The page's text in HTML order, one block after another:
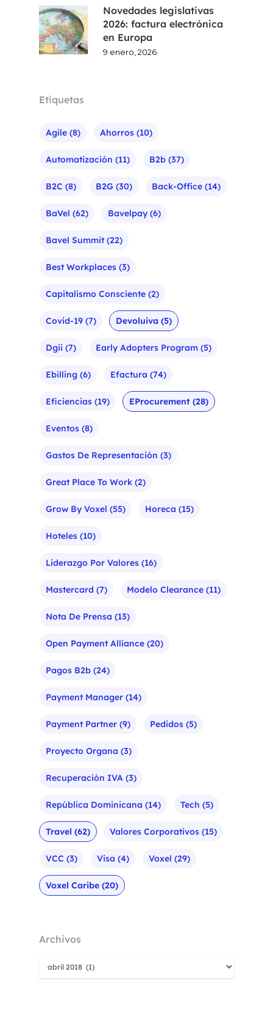
Novedades legislativas
2026: factura electrónica
en Europa
9 enero, 2026
Etiquetas
Agile (8) Ahorros (10)
Automatización (11) B2b (37)
B2C (8) B2G (30) Back-Office (14)
BaVel (62) Bavelpay (6)
Bavel Summit(22)
Best Workplaces (3)
Capitalismo Consciente (2)
Covid-19 (7) Devoluiva (5)
Dgii (7) Early Adopters Program (5)
Ebilling (6) Efactura (74)
Eficiencias (19) EProcurement (28)
Eventos (8)
Gastos De Representación (3)
Great Place To Work (2)
Grow By Voxel (55) Horeca (15)
Hoteles (10)
Liderazgo Por Valores (16)
Mastercard (7) Modelo Clearance (11)
Nota De Prensa (13)
Open Payment Alliance (20)
Pagos B2b (24)
Payment Manager (14)
Payment Partner (9) Pedidos (5)
Proyecto Organa (3)
Recuperación IVA (3)
República Dominicana (14) Tech (5)
Travel (62) Valores Corporativos (15)
VCC (3) Visa (4) Voxel (29)
Voxel Caribe (20)
Archivos